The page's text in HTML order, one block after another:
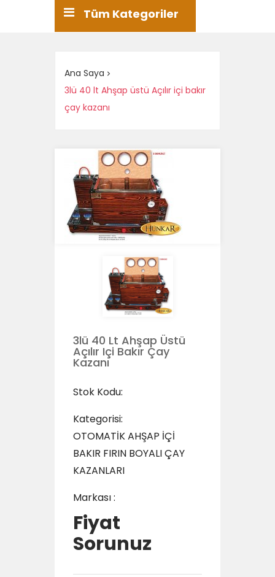
Tüm Kategoriler
Ana Saya
3lü 40 lt Ahşap üstü Açılır içi bakır
çay kazanı
3lü 40 Lt Ahşap Üstü
Açılır Içi Bakır Çay
Kazanı
Stok Kodu:
Kategorisi:
OTOMATİK AHŞAP İÇİ
BAKIR FIRIN BOYALI ÇAY
KAZANLARI
Markası :
Fiyat
Sorunuz